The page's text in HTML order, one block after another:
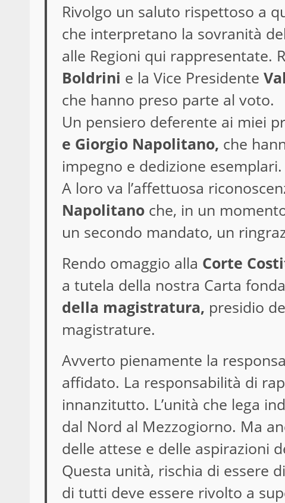
Rivolgo un saluto rispettoso a
che interpretano la sovranità
alle Regioni qui rappresentate.
Boldrini e la Vice Presidente
che hanno preso parte al voto.
Un pensiero deferente ai miei
e Giorgio Napolitano, che
impegno e dedizione esemplari.
A loro va l’affettuosa
Napolitanoche, in un
un secondo mandato, un
Rendo omaggio alla Corte
a tutela della nostra Carta
della magistratura, presidio
magistrature.
Avverto pienamente la
affidato. La responsabilità di
innanzitutto. L’unità che lega
dal Nord al Mezzogiorno. Ma
delle attese e delle aspirazioni
Questa unità, rischia di essere
di tutti deve essere rivolto a